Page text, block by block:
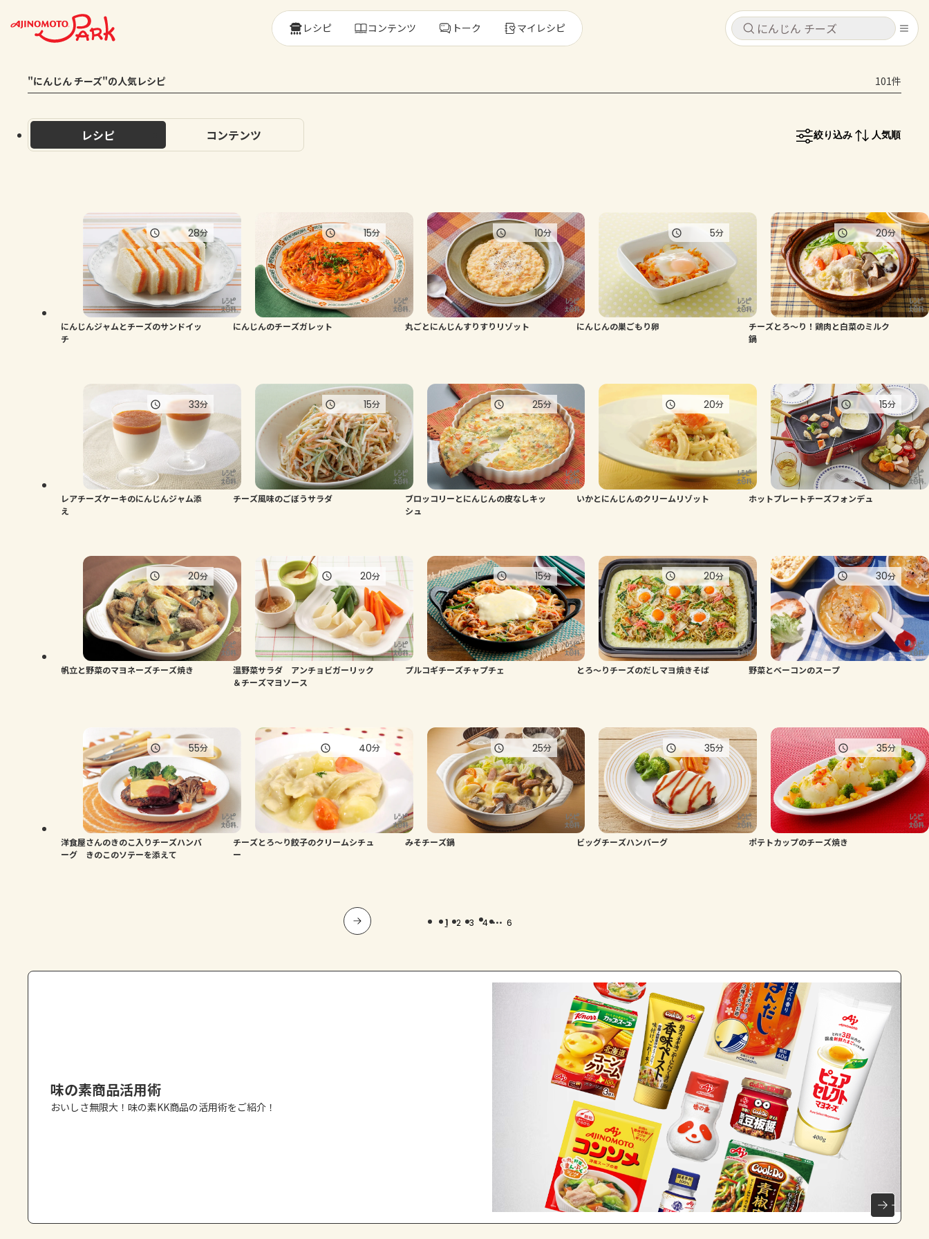
キャンセル
ログインするとレシピを保存できます
コンテンツ
レシピ
トーク
よくあるお問い合わせ
AJINOMOTO PARK とは
キャンセル
レシピ コンテンツ
レシピ コンテンツ トーク マイレシピ
"にんじん チーズ"の人気レシピ 101件
レシピ コンテンツ 絞り込み 人気順
にんじんジャムとチーズのサンドイッ
チ
28分
にんじんのチーズガレット
15分
丸ごとにんじんすりすりリゾット
10分
にんじんの巣ごもり卵
5分
チーズとろ～り！鶏肉と白菜のミルク
鍋
20分
レアチーズケーキのにんじんジャム添
え
33分
チーズ風味のごぼうサラダ
15分
ブロッコリーとにんじんの皮なしキッ
シュ
25分
いかとにんじんのクリームリゾット
20分
ホットプレートチーズフォンデュ
15分
帆立と野菜のマヨネーズチーズ焼き
20分
温野菜サラダ アンチョビガーリック
＆チーズマヨソース
20分
プルコギチーズチャプチェ
15分
とろ～りチーズのだしマヨ焼きそば
20分
野菜とベーコンのスープ
30分
洋食屋さんのきのこ入りチーズハンバ
ーグ きのこのソテーを添えて
55分
チーズとろ～り餃子のクリームシチュ
ー
40分
みそチーズ鍋
25分
ビッグチーズハンバーグ
35分
ポテトカップのチーズ焼き
35分
1 2 3 4 ... 6
味の素商品活用術
おいしさ無限大！味の素KK商品の活用術をご紹介！